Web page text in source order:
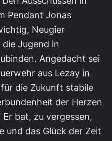
Pendant Jonas
Neugier
Jugend in
Angedacht sei
aus Lezay in
die Zukunft stabile
der Herzen
bat, zu vergessen,
und das Glück der Zeit